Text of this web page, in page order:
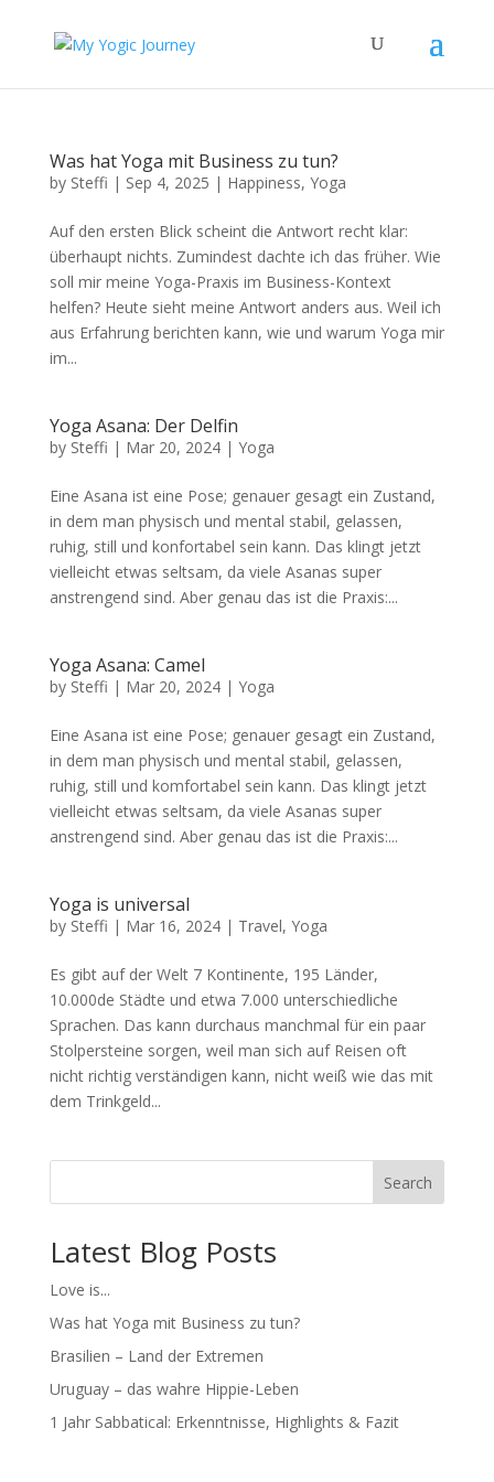
Was hat Yoga mit Business zu tun?
by Steffi | Sep 4, 2025 | Happiness, Yoga
Auf den ersten Blick scheint die Antwort recht klar:
überhaupt nichts. Zumindest dachte ich das früher. Wie
soll mir meine Yoga-Praxis im Business-Kontext
helfen? Heute sieht meine Antwort anders aus. Weil ich
aus Erfahrung berichten kann, wie und warum Yoga mir
im...
Yoga Asana: Der Delfin
by Steffi | Mar 20, 2024| Yoga
Eine Asana ist eine Pose; genauer gesagt ein Zustand,
in dem man physisch und mental stabil, gelassen,
ruhig, still und konfortabel sein kann. Das klingt jetzt
vielleicht etwas seltsam, da viele Asanas super
anstrengend sind. Aber genau das ist die Praxis:...
Yoga Asana: Camel
by Steffi | Mar 20, 2024| Yoga
Eine Asana ist eine Pose; genauer gesagt ein Zustand,
in dem man physisch und mental stabil, gelassen,
ruhig, still und komfortabel sein kann. Das klingt jetzt
vielleicht etwas seltsam, da viele Asanas super
anstrengend sind. Aber genau das ist die Praxis:...
Yoga is universal
by Steffi | Mar 16, 2024| Travel, Yoga
Es gibt auf der Welt 7 Kontinente, 195 Länder,
10.000de Städte und etwa 7.000 unterschiedliche
Sprachen. Das kann durchaus manchmal für ein paar
Stolpersteine sorgen, weil man sich auf Reisen oft
nicht richtig verständigen kann, nicht weiß wie das mit
dem Trinkgeld...
Search
Latest Blog Posts
Love is...
Was hat Yoga mit Business zu tun?
Brasilien – Land der Extremen
Uruguay – das wahre Hippie-Leben
1 Jahr Sabbatical: Erkenntnisse, Highlights & Fazit